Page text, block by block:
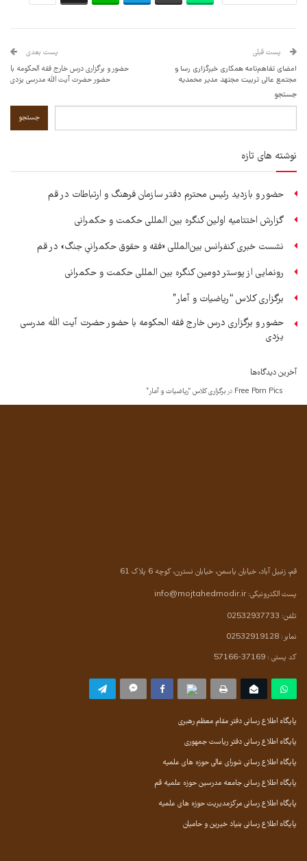
پست قبلی
امضای تفاهم‌نامه همکاری خبرگزاری رسا و
مجتمع عالی تربیت مجتهد مدیر محمدیه
پست بعدی
حضور و برگزاری درس خارج فقه الحکومه با
حضور حضرت آیت الله مدرسی یزدی
جستجو
جستجو
نوشته های تازه
حضور و بازدید رئیس محترم دفتر سازمان فرهنگ و ارتباطات در قم
گزارش اختتامیه اولین کنگره بین المللی حکمت و حکمرانی
نشست خبری کنفرانس بین‌المللی «فقه و حقوق حکمرانیِ جنگ» در قم
رونمایی از پوستر دومین کنگره بین المللی حکمت و حکمرانی
برگزاری کلاس “ریاضیات و آمار”
حضور و برگزاری درس خارج فقه الحکومه با حضور حضرت آیت الله مدرسی
یزدی
آخرین دیدگاه‌ها
Free Porn Pics در برگزاری کلاس “ریاضیات و آمار”
قم، زنبیل آباد، خیابان یاسمن، خیابان نسترن، کوچه 6 پلاک 61
پست الکترونیکی:info@mojtahedmodir.ir
تلفن: 02532937733
نمابر: 02532919128
کد پستی : 37169-57166
پایگاه اطلاع رسانی دفتر مقام معظم رهبری
پایگاه اطلاع رسانی دفتر ریاست جمهوری
پایگاه اطلاع رسانی شورای عالی حوزه های علمیه
پایگاه اطلاع رسانی جامعه مدرسین حوزه علمیه قم
پایگاه اطلاع رسانی مرکزمدیریت حوزه های علمیه
پایگاه اطلاع رسانی بنیاد خیرین و حامیان